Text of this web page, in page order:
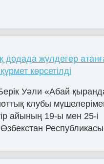
додада жүлдегер
көрсетілді
Уәли «Абай
клубы
айының 19-ы мен 25-і